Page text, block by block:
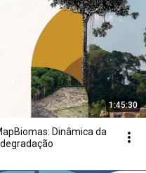
1:45:30
Dinâmica da